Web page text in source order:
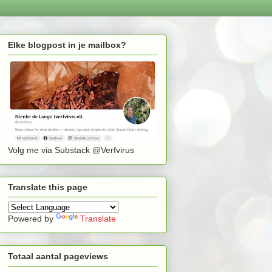
Elke blogpost in je mailbox?
Volg me via Substack @Verfvirus
Translate this page
Powered by Translate
Totaal aantal pageviews